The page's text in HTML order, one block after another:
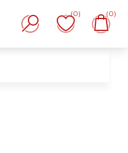
(0) (0)